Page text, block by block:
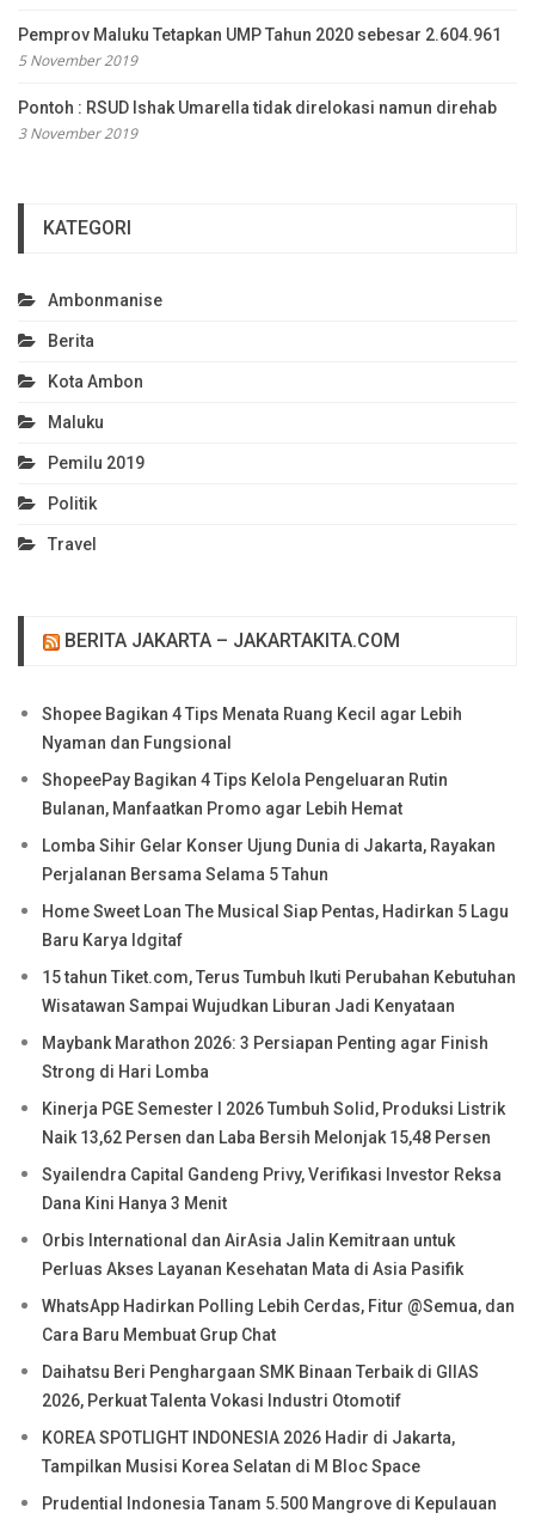
Pemprov Maluku Tetapkan UMP Tahun 2020 sebesar 2.604.961
5 November 2019
Pontoh : RSUD Ishak Umarella tidak direlokasi namun direhab
3 November 2019
KATEGORI
Ambonmanise
Berita
Kota Ambon
Maluku
Pemilu 2019
Politik
Travel
BERITA JAKARTA – JAKARTAKITA.COM
Shopee Bagikan 4 Tips Menata Ruang Kecil agar Lebih
Nyaman dan Fungsional
ShopeePay Bagikan 4 Tips Kelola Pengeluaran Rutin
Bulanan, Manfaatkan Promo agar Lebih Hemat
Lomba Sihir Gelar Konser Ujung Dunia di Jakarta, Rayakan
Perjalanan Bersama Selama 5 Tahun
Home Sweet Loan The Musical Siap Pentas, Hadirkan 5 Lagu
Baru Karya Idgitaf
15 tahun Tiket.com, Terus Tumbuh Ikuti Perubahan Kebutuhan
Wisatawan Sampai Wujudkan Liburan Jadi Kenyataan
Maybank Marathon 2026: 3 Persiapan Penting agar Finish
Strong di Hari Lomba
Kinerja PGE Semester I 2026 Tumbuh Solid, Produksi Listrik
Naik 13,62 Persen dan Laba Bersih Melonjak 15,48 Persen
Syailendra Capital Gandeng Privy, Verifikasi Investor Reksa
Dana Kini Hanya 3 Menit
Orbis International dan AirAsia Jalin Kemitraan untuk
Perluas Akses Layanan Kesehatan Mata di Asia Pasifik
WhatsApp Hadirkan Polling Lebih Cerdas, Fitur @Semua, dan
Cara Baru Membuat Grup Chat
Daihatsu Beri Penghargaan SMK Binaan Terbaik di GIIAS
2026, Perkuat Talenta Vokasi Industri Otomotif
KOREA SPOTLIGHT INDONESIA 2026 Hadir di Jakarta,
Tampilkan Musisi Korea Selatan di M Bloc Space
Prudential Indonesia Tanam 5.500 Mangrove di Kepulauan